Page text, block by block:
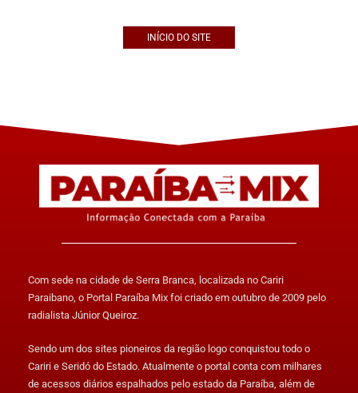
INÍCIO DO SITE
Com sede na cidade de Serra Branca, localizada no Cariri
Paraibano, o Portal Paraíba Mix foi criado em outubro de 2009 pelo
radialista Júnior Queiroz.
Sendo um dos sites pioneiros da região logo conquistou todo o
Cariri e Seridó do Estado. Atualmente o portal conta com milhares
de acessos diários espalhados pelo estado da Paraíba, além de